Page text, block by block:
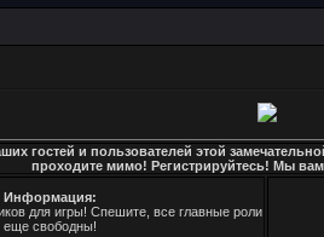
гостей и пользователей этой
проходите мимо! Регистрируйтесь! Мы
Информация:
для игры! Спешите, все главные роли
еще свободны!